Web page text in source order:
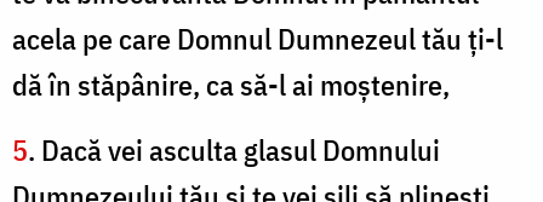
acela pe care Domnul Dumnezeul tău ţi-l
dă în stăpânire, ca să-l ai moştenire,
5. Dacă vei asculta glasul Domnului